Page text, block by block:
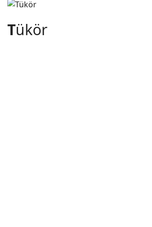
Tükör